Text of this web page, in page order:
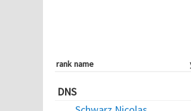
rank name
DNS